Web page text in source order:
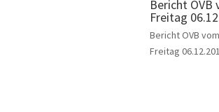
Bericht OVB
Freitag
Bericht OVB vom
Freitag